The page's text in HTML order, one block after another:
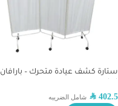
ستارة كشف عيادة متحرك – بارافان
SAR 402.5 شامل الضريبه